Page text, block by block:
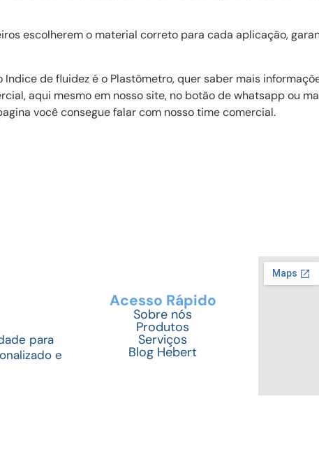
escolherem o material correto para cada aplicação,
de fluidez é o Plastômetro, quer saber mais
aqui mesmo em nosso site, no botão de whatsapp ou
você consegue falar com nosso time comercial.
para
e
Acesso Rápido
Sobre nós
Produtos
Serviços
Blog Hebert